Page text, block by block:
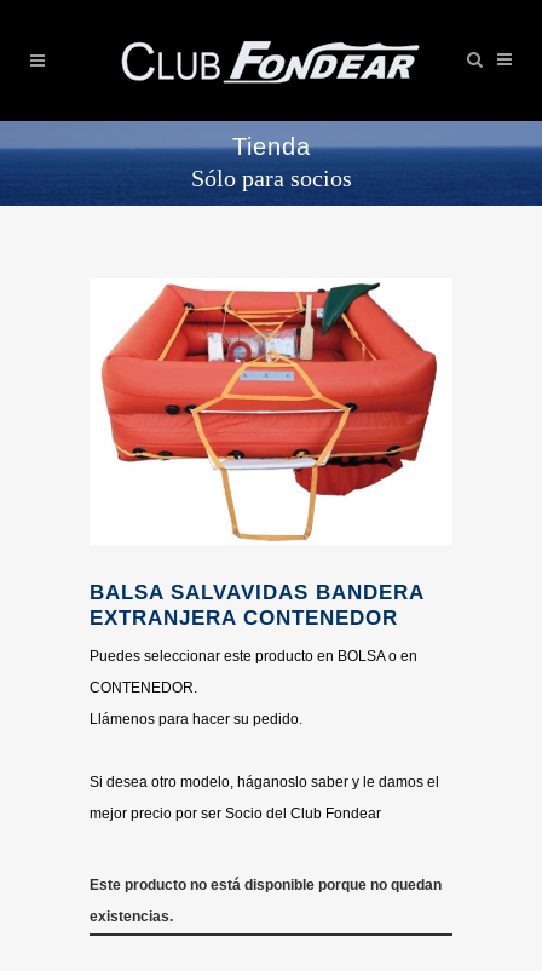
Tienda
Sólo para socios
BALSA SALVAVIDAS BANDERA
EXTRANJERA CONTENEDOR
Puedes seleccionar este producto en BOLSA o en
CONTENEDOR.
Llámenos para hacer su pedido.
Si desea otro modelo, háganoslo saber y le damos el
mejor precio por ser Socio del Club Fondear
Este producto no está disponible porque no quedan
existencias.